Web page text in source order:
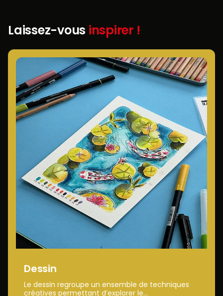
Laissez-vous inspirer !
Dessin
Le dessin regroupe un ensemble de techniques
créatives permettant d’explorer le...